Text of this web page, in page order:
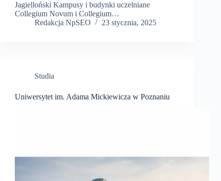
Jagielloński Kampusy i budynki uczelniane
Collegium Novum i Collegium…
Redakcja NpSEO
23 stycznia, 2025
Studia
Uniwersytet im. Adama Mickiewicza w Poznaniu